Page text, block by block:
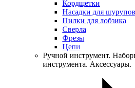
Кордщетки
Насадки для
Пилки для лобзика
Сверла
Фрезы
Цепи
Ручной инструмент.
инструмента. Аксессуары.